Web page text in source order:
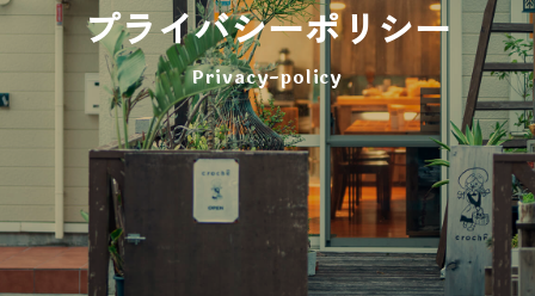
プライバシーポリシー
Privacy-policy